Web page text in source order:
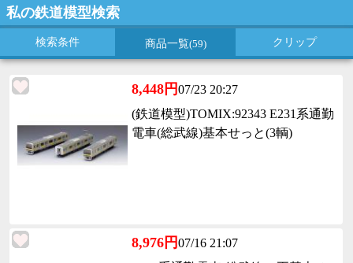
私の鉄道模型検索
検索条件 商品一覧(59) クリップ
8,448円07/23 20:27
(鉄道模型)TOMIX:92343 E231系通勤
電車(総武線)基本せっと(3輌)
8,976円07/16 21:07